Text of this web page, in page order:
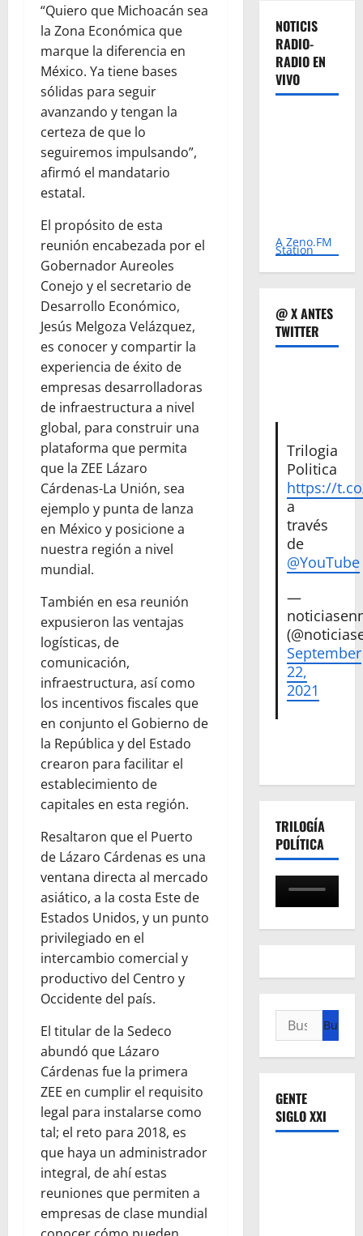
“Quiero que Michoacán sea
la Zona Económica que
marque la diferencia en
México. Ya tiene bases
sólidas para seguir
avanzando y tengan la
certeza de que lo
seguiremos impulsando”,
afirmó el mandatario
estatal.
El propósito de esta
reunión encabezada por el
Gobernador Aureoles
Conejo y el secretario de
Desarrollo Económico,
Jesús Melgoza Velázquez,
es conocer y compartir la
experiencia de éxito de
empresas desarrolladoras
de infraestructura a nivel
global, para construir una
plataforma que permita
que la ZEE Lázaro
Cárdenas-La Unión, sea
ejemplo y punta de lanza
en México y posicione a
nuestra región a nivel
mundial.
También en esa reunión
expusieron las ventajas
logísticas, de
comunicación,
infraestructura, así como
los incentivos fiscales que
en conjunto el Gobierno de
la República y del Estado
crearon para facilitar el
establecimiento de
capitales en esta región.
Resaltaron que el Puerto
de Lázaro Cárdenas es una
ventana directa al mercado
asiático, a la costa Este de
Estados Unidos, y un punto
privilegiado en el
intercambio comercial y
productivo del Centro y
Occidente del país.
El titular de la Sedeco
abundó que Lázaro
Cárdenas fue la primera
ZEE en cumplir el requisito
legal para instalarse como
tal; el reto para 2018, es
que haya un administrador
integral, de ahí estas
reuniones que permiten a
empresas de clase mundial
NOTICIS
RADIO-
RADIO EN
VIVO
A Zeno.FM
Station
@ X ANTES
TWITTER
Trilogia
Politica
https://
a
través
de
@YouTube
—
September
22,
2021
TRILOGÍA
POLÍTICA
Buscar:
GENTE
SIGLO XXI